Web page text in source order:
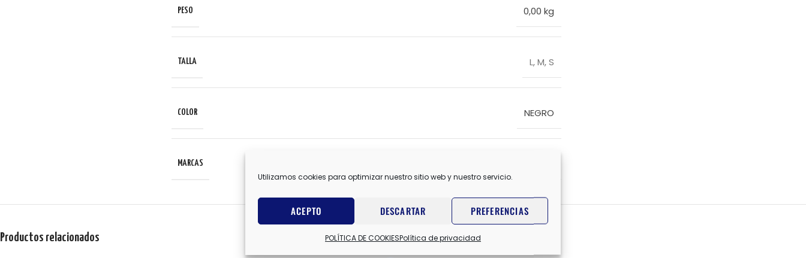
Utilizamos cookies para optimizar nuestro sitio web y nuestro servicio.
ACEPTO DESCARTAR PREFERENCIAS
POLÍTICA DE COOKIESPolítica de privacidad
PESO 0,00 kg
TALLA L,M,S
COLOR NEGRO
MARCAS
Productos relacionados